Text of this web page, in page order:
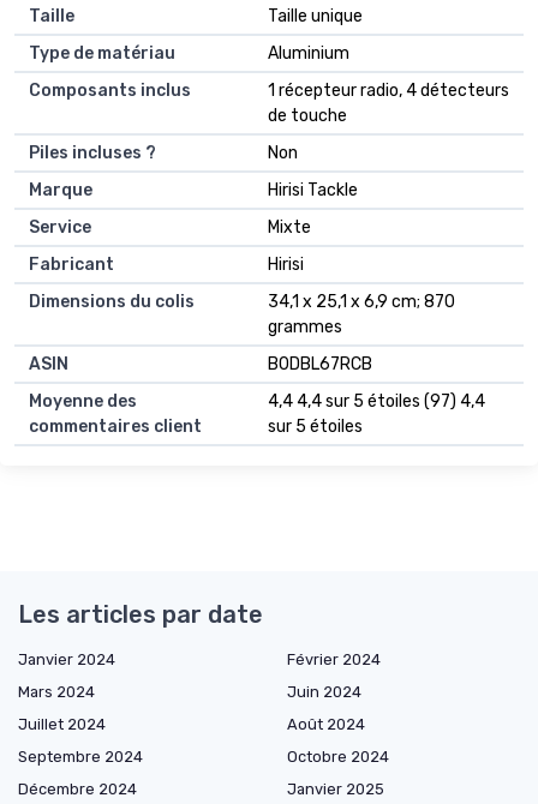
Taille
‎Taille unique
Type de matériau
‎Aluminium
Composants inclus
‎1 récepteur radio, 4 détecteurs
de touche
Piles incluses ?
‎Non
Marque
‎Hirisi Tackle
Service
‎Mixte
Fabricant
‎Hirisi
Dimensions du colis
‎34,1 x 25,1 x 6,9 cm; 870
grammes
ASIN
‎B0DBL67RCB
Moyenne des
commentaires client
4,4 4,4 sur 5 étoiles (97) 4,4
sur 5 étoiles
Les articles par date
Janvier 2024
Février 2024
Mars 2024
Juin 2024
Juillet 2024
Août 2024
Septembre 2024
Octobre 2024
Décembre 2024
Janvier 2025